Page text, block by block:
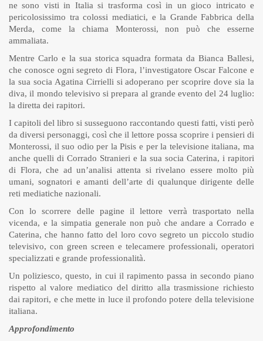
ne sono visti in Italia si trasforma così in un gioco intricato e
pericolosissimo tra colossi mediatici, e la Grande Fabbrica della
Merda, come la chiama Monterossi, non può che esserne
ammaliata.
Mentre Carlo e la sua storica squadra formata da Bianca Ballesi,
che conosce ogni segreto di Flora, l’investigatore Oscar Falcone e
la sua socia Agatina Cirrielli si adoperano per scoprire dove sia la
diva, il mondo televisivo si prepara al grande evento del 24 luglio:
la diretta dei rapitori.
I capitoli del libro si susseguono raccontando questi fatti, visti però
da diversi personaggi, così che il lettore possa scoprire i pensieri di
Monterossi, il suo odio per la Pisis e per la televisione italiana, ma
anche quelli di Corrado Stranieri e la sua socia Caterina, i rapitori
di Flora, che ad un’analisi attenta si rivelano essere molto più
umani, sognatori e amanti dell’arte di qualunque dirigente delle
reti mediatiche nazionali.
Con lo scorrere delle pagine il lettore verrà trasportato nella
vicenda, e la simpatia generale non può che andare a Corrado e
Caterina, che hanno fatto del loro covo segreto un piccolo studio
televisivo, con green screen e telecamere professionali, operatori
specializzati e grande professionalità.
Un poliziesco, questo, in cui il rapimento passa in secondo piano
rispetto al valore mediatico del diritto alla trasmissione richiesto
dai rapitori, e che mette in luce il profondo potere della televisione
italiana.
Approfondimento